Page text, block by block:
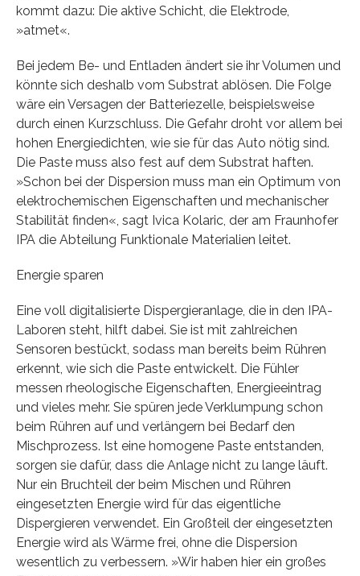
kommt dazu: Die aktive Schicht, die Elektrode,
»atmet«.
Bei jedem Be- und Entladen ändert sie ihr Volumen und
könnte sich deshalb vom Substrat ablösen. Die Folge
wäre ein Versagen der Batteriezelle, beispielsweise
durch einen Kurzschluss. Die Gefahr droht vor allem bei
hohen Energiedichten, wie sie für das Auto nötig sind.
Die Paste muss also fest auf dem Substrat haften.
»Schon bei der Dispersion muss man ein Optimum von
elektrochemischen Eigenschaften und mechanischer
Stabilität finden«, sagt Ivica Kolaric, der am Fraunhofer
IPA die Abteilung Funktionale Materialien leitet.
Energie sparen
Eine voll digitalisierte Dispergieranlage, die in den IPA-
Laboren steht, hilft dabei. Sie ist mit zahlreichen
Sensoren bestückt, sodass man bereits beim Rühren
erkennt, wie sich die Paste entwickelt. Die Fühler
messen rheologische Eigenschaften, Energieeintrag
und vieles mehr. Sie spüren jede Verklumpung schon
beim Rühren auf und verlängern bei Bedarf den
Mischprozess. Ist eine homogene Paste entstanden,
sorgen sie dafür, dass die Anlage nicht zu lange läuft.
Nur ein Bruchteil der beim Mischen und Rühren
eingesetzten Energie wird für das eigentliche
Dispergieren verwendet. Ein Großteil der eingesetzten
Energie wird als Wärme frei, ohne die Dispersion
wesentlich zu verbessern. »Wir haben hier ein großes